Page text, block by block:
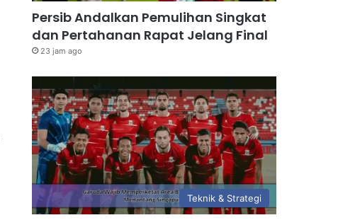
Persib Andalkan Pemulihan Singkat
dan Pertahanan Rapat Jelang Final
23 jam ago
Teknik & Strategi